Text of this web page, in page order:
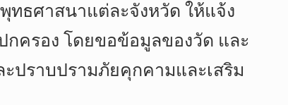
ทธศาสนาแต่ละจังหวัด ให้แจ้ง
ครอง โดยขอข้อมูลของวัด และ
ปราบปรามภัยคุกคามและเสริม